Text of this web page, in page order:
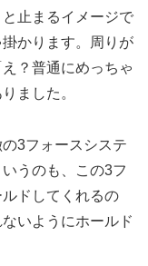
止まるイメージで
かります。周りが
？普通にめっちゃ
ました。
3フォースシステ
うのも、この3フ
ドしてくれるの
いようにホールド